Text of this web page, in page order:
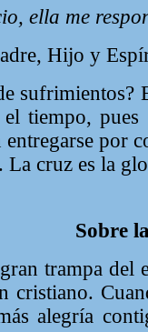
ella me
Hijo y
sufrimientos?
tiempo,
entregarse
cruz es la
Sobre
trampa del
cristiano.
alegría